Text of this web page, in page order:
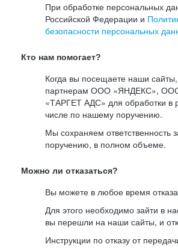
При обработке персональных
Российской Федерации и
безопасности персональных
Кто нам помогает?
Когда вы посещаете наши
партнерам ООО «ЯНДЕКС»,
«ТАРГЕТ АДС» для обработки в
числе по нашему поручению.
Мы сохраняем ответственность
поручению, в полном объеме.
Можно ли отказаться?
Вы можете в любое время
Для этого необходимо зайти в
вы перешли на наши сайты, и
Инструкции по отказу от